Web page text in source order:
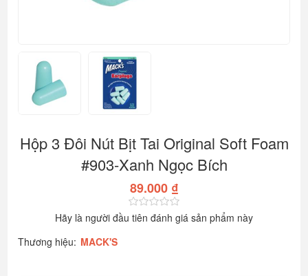
Hộp 3 Đôi Nút Bịt Tai Original Soft Foam
#903-Xanh Ngọc Bích
89.000 ₫
Hãy là người đầu tiên đánh giá sản phẩm này
Thương hiệu: MACK'S